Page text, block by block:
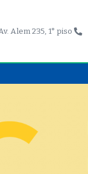
Alem 235, 1° piso